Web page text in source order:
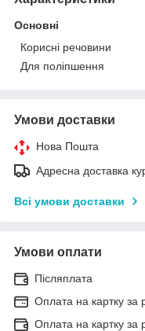
Основні
Корисні речовини
Для поліпшення
Умови доставки
Нова Пошта
Адресна доставка
Всі умови доставки
Умови оплати
Післяплата
Оплата на картку за
Оплата на картку за